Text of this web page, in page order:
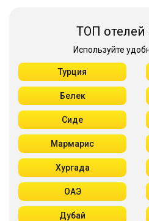
ТОП отелей
Используйте
Турция
Белек
Сиде
Мармарис
Хургада
ОАЭ
Дубай